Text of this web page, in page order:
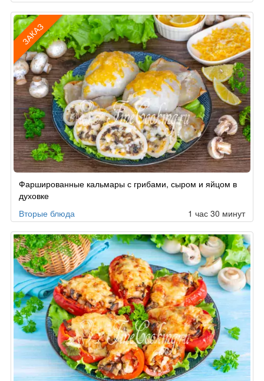
ЗАКАЗ
по
заказу
Фаршированные кальмары с грибами, сыром и яйцом в
духовке
Вторые блюда
1 час 30 минут